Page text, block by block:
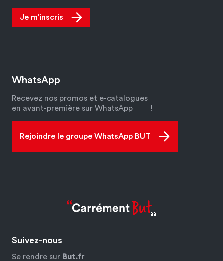
Je m’inscris
WhatsApp
Recevez nos promos et e-catalogues
en avant-première sur WhatsApp
!
Rejoindre le groupe WhatsApp BUT
Suivez-nous
Se rendre sur But.fr